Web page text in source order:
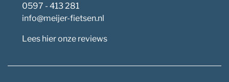
0597 - 413 281
info@meijer-fietsen.nl
Lees hier onze reviews